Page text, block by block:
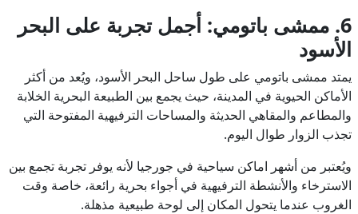
6. ممشى باتومي: أجمل تجربة على البحر
الأسود
يمتد ممشى باتومي على طول ساحل البحر الأسود، ويُعد من أكثر
الأماكن الحيوية في المدينة، حيث يجمع بين الطبيعة البحرية الخلابة
والمطاعم والمقاهي الحديثة والمساحات الترفيهية المفتوحة التي
تجذب الزوار طوال اليوم.
ويُعتبر من أشهر اماكن سياحية في جورجيا لأنه يوفر تجربة تجمع بين
الاسترخاء والأنشطة الترفيهية في أجواء بحرية رائعة، خاصة وقت
الغروب عندما يتحول المكان إلى لوحة طبيعية مذهلة.